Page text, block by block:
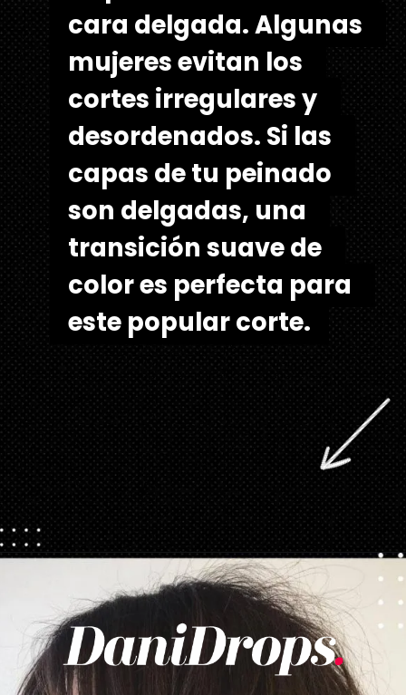
cara delgada. Algunas
mujeres evitan los
cortes irregulares y
desordenados. Si las
capas de tu peinado
son delgadas, una
transición suave de
color es perfecta para
este popular corte.
cara delgada. Algunas
mujeres evitan los
cortes irregulares y
desordenados. Si las
capas de tu peinado
son delgadas, una
transición suave de
color es perfecta para